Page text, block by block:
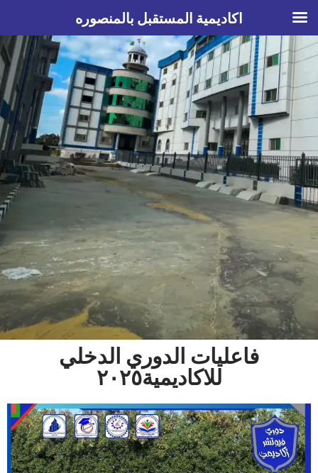
فاعليات الدوري الدخلي
للاكاديمية٢٠٢٥
اكاديمية المستقبل بالمنصوره